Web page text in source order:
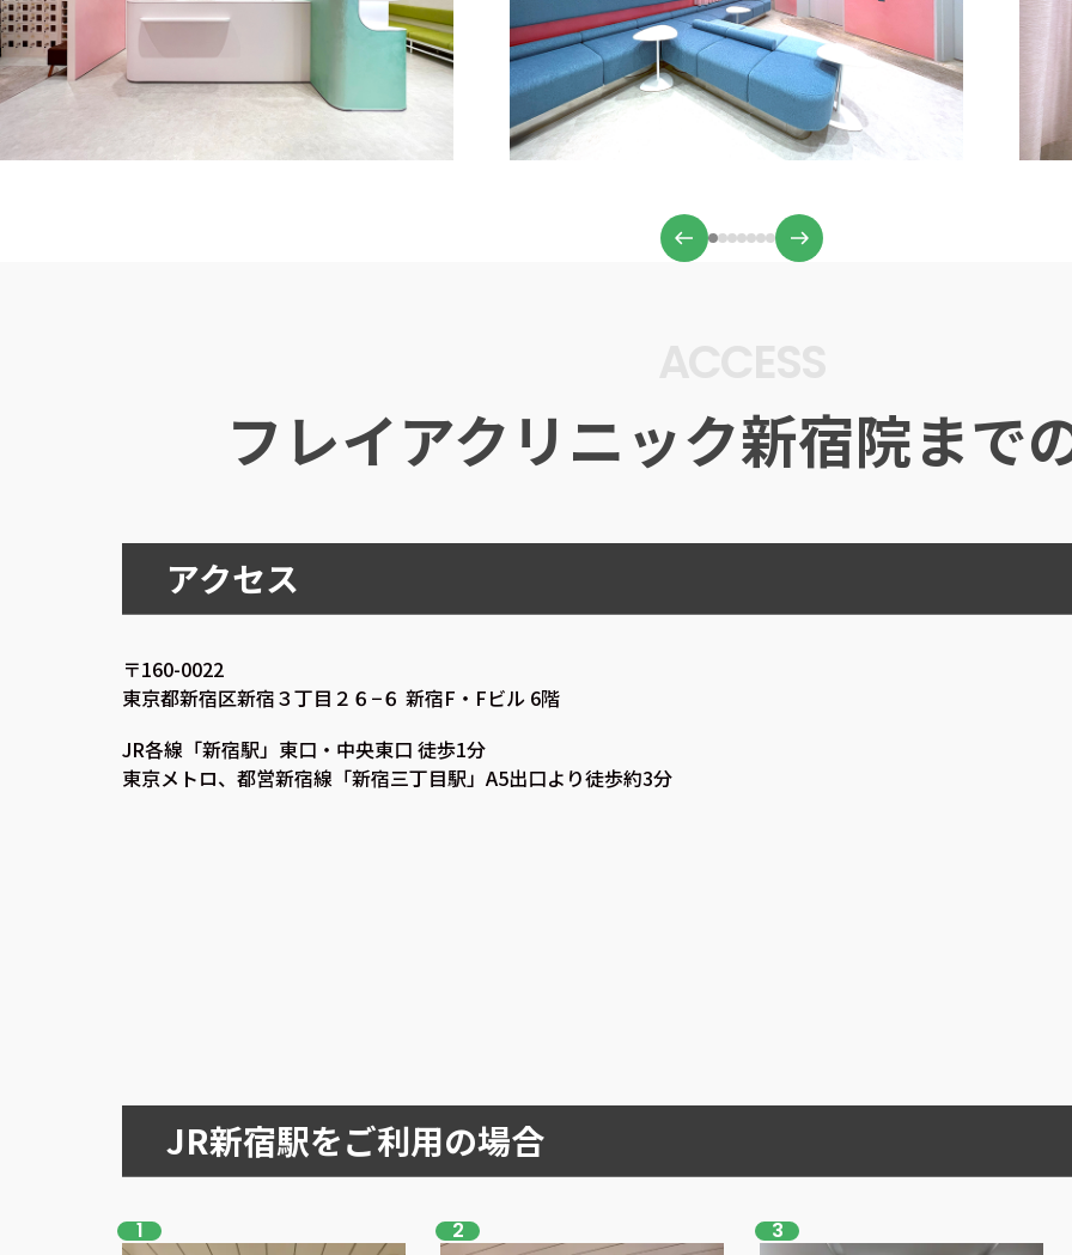
フレイアクリニック新宿院まで
アクセス
〒160-0022
東京都新宿区新宿３丁目２６−６ 新宿F・Fビル 6階
JR各線「新宿駅」東口・中央東口 徒歩1分
東京メトロ、都営新宿線「新宿三丁目駅」A5出口より徒歩約3分
JR新宿駅をご利用の場合
1 2 3